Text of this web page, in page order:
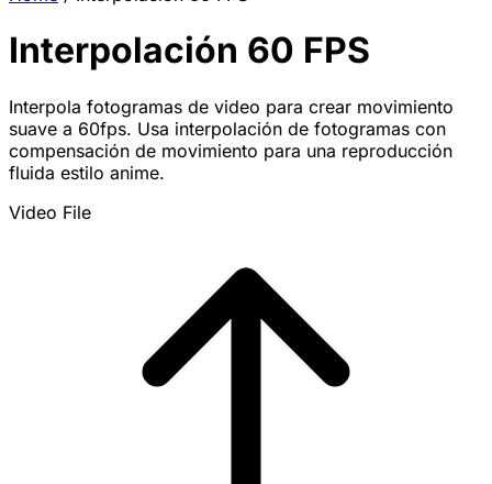
Interpolación 60 FPS
Interpola fotogramas de video para crear movimiento
suave a 60fps. Usa interpolación de fotogramas con
compensación de movimiento para una reproducción
fluida estilo anime.
Video File